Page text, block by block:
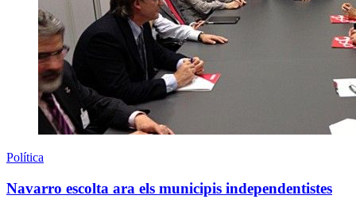
Política
Navarro escolta ara els municipis independentistes